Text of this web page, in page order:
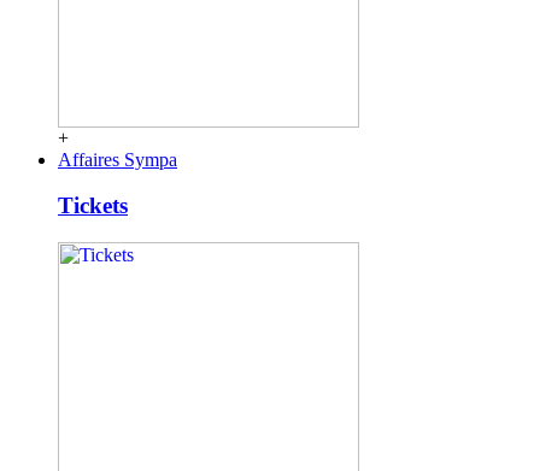
+
Affaires Sympa
Tickets